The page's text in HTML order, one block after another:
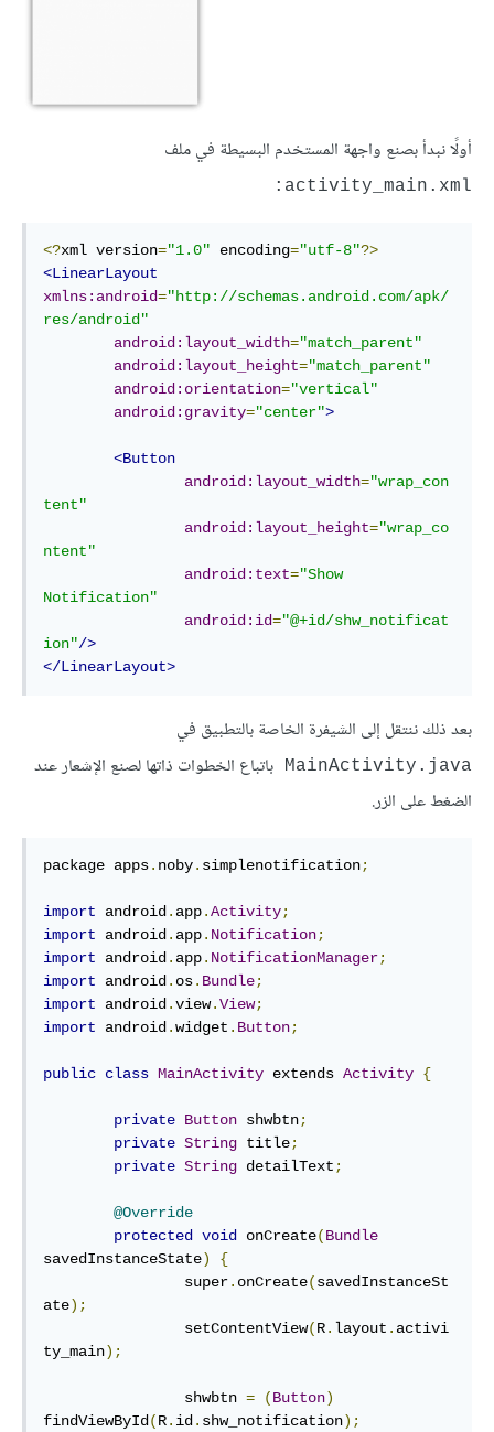
أولًا نبدأ بصنع واجهة المستخدم البسيطة في ملف
activity_main.xml:
<?xml version="1.0" encoding="utf-8"?>
<LinearLayout
xmlns:android="http://schemas.android.com/apk/
res/android"
android:layout_width="match_parent"
android:layout_height="match_parent"
android:orientation="vertical"
android:gravity="center">
<Button
android:layout_width="wrap_con
tent"
android:layout_height="wrap_co
ntent"
android:text="Show
Notification"
android:id="@+id/shw_notificat
ion"/>
</LinearLayout>
بعد ذلك ننتقل إلى الشيفرة الخاصة بالتطبيق في
MainActivity.java
باتباع الخطوات ذاتها لصنع الإشعار عند
الضغط على الزر.
package apps. noby. simplenotification;
import android . app.Activity;
import android . app. Notification;
import android . app. NotificationManager;
import android . os. Bundle;
import android .view.View;
import android .widget . Button;
public class MainActivity extends Activity {
private Button shwbtn;
private String title;
private String detailText ;
@Override
protected
void onCreate(Bundle
savedInstanceState)
{
		super
. onCreate(savedInstanceSt
ate);
		setContentView
(R. layout . activi
ty_main);
		shwbtn
= (Button)
findViewById (R. id . shw_notification);